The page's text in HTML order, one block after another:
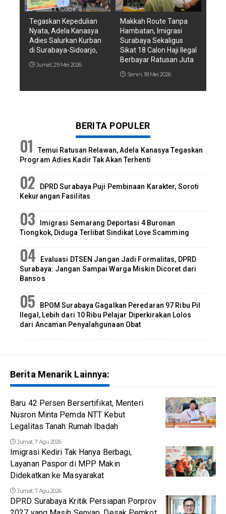
Tegaskan Kepedulian
Nyata, Adela Kanasya
Adies Salurkan Kurban
di Surabaya-Sidoarjo,
Jumat, 29 Mei 2026
Makkah Route Tanpa
Hambatan, Imigrasi
Surabaya Sekaligus
Sikat 18 Calon Haji Ilegal
Berbayar Ratusan Juta
Senin, 18 Mei 2026
BERITA POPULER
Temui Ratusan Relawan, Adela Kanasya Tegaskan
Program Adies Kadir Tak Akan Terhenti
DPRD Surabaya Puji Pembinaan Karakter, Soroti
Kekurangan Fasilitas
Imigrasi Semarang Deportasi 4 Buronan
Tiongkok, Diduga Terlibat Sindikat Love Scamming
Evaluasi DTSEN Jangan Jadi Formalitas, DPRD
Surabaya: Jangan Sampai Warga Miskin Dicoret dari
Bansos
BPOM Surabaya Gagalkan Peredaran 97 Ribu Pil
Ilegal, Lebih dari 10 Ribu Pelajar Diperkirakan Lolos
dari Ancaman Penyalahgunaan Obat
Berita Menarik Lainnya:
Baru 42 Persen Bersertifikat, Menteri
Nusron Minta Pemda NTT Kebut
Legalitas Tanah Rumah Ibadah
Jumat, 7 Agu 2026
Imigrasi Kediri Tak Hanya Berbagi,
Layanan Paspor di MPP Makin
Didekatkan ke Masyarakat
Jumat, 7 Agu 2026
DPRD Surabaya Kritik Persiapan Porprov